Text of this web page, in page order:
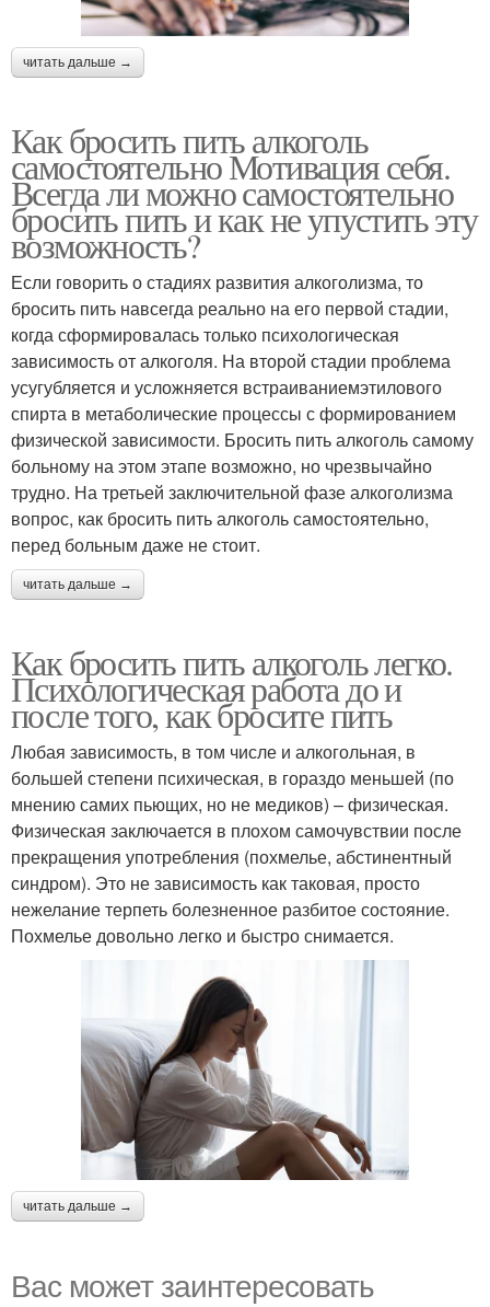
читать дальше →
Как бросить пить алкоголь
самостоятельно Мотивация себя.
Всегда ли можно самостоятельно
бросить пить и как не упустить эту
возможность?
Если говорить о стадиях развития алкоголизма, то
бросить пить навсегда реально на его первой стадии,
когда сформировалась только психологическая
зависимость от алкоголя. На второй стадии проблема
усугубляется и усложняется встраиваниемэтилового
спирта в метаболические процессы с формированием
физической зависимости. Бросить пить алкоголь самому
больному на этом этапе возможно, но чрезвычайно
трудно. На третьей заключительной фазе алкоголизма
вопрос, как бросить пить алкоголь самостоятельно,
перед больным даже не стоит.
читать дальше →
Как бросить пить алкоголь легко.
Психологическая работа до и
после того, как бросите пить
Любая зависимость, в том числе и алкогольная, в
большей степени психическая, в гораздо меньшей (по
мнению самих пьющих, но не медиков) – физическая.
Физическая заключается в плохом самочувствии после
прекращения употребления (похмелье, абстинентный
синдром). Это не зависимость как таковая, просто
нежелание терпеть болезненное разбитое состояние.
Похмелье довольно легко и быстро снимается.
читать дальше →
Вас может заинтересовать